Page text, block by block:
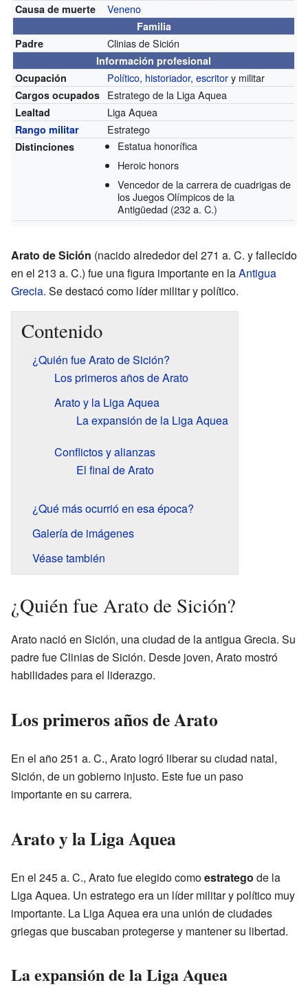
Causa de muerte Veneno
Familia
Padre
Clinias de Sición
Información profesional
Ocupación
Político, historiador,escritory militar
Cargos ocupados Estratego de la Liga Aquea
Lealtad Liga Aquea
Rango militar Estratego
Distinciones
Estatua honorífica
Heroic honors
Vencedor de la carrera de cuadrigas de
los Juegos Olímpicos de la
Antigüedad (232 a. C.)
Arato de Sición (nacido alrededor del 271 a. C. y fallecido
en el 213 a. C.) fue una figura importante en laAntigua
Grecia. Se destacó como líder militar y político.
Contenido
¿Quién fue Arato de Sición?
Los primeros años de Arato
Arato y la Liga Aquea
La expansión de la Liga Aquea
Conflictos y alianzas
El final de Arato
¿Qué más ocurrió en esa época?
Galería de imágenes
Véase también
¿Quién fue Arato de Sición?
Arato nació en Sición, una ciudad de la antigua Grecia. Su
padre fue Clinias de Sición. Desde joven, Arato mostró
habilidades para el liderazgo.
Los primeros años de Arato
En el año 251 a. C., Arato logró liberar su ciudad natal,
Sición, de un gobierno injusto. Este fue un paso
importante en su carrera.
Arato y la Liga Aquea
En el 245 a. C., Arato fue elegido comoestratego de la
Liga Aquea. Un estratego era un líder militar y político muy
importante. La Liga Aquea era una unión de ciudades
griegas que buscaban protegerse y mantener su libertad.
La expansión de la Liga Aquea